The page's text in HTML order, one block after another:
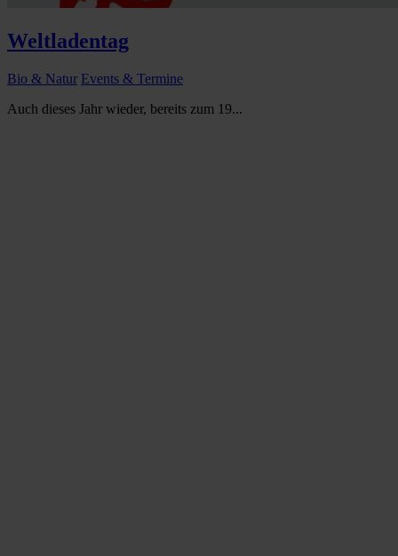
Weltladentag
Bio & Natur Events & Termine
Auch dieses Jahr wieder, bereits zum 19...